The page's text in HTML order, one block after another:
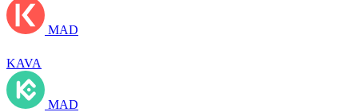
MAD
KAVA
MAD